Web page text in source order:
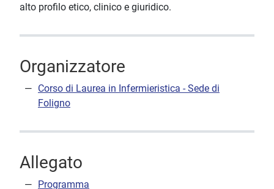
alto profilo etico, clinico e giuridico.
Organizzatore
Corso di Laurea in Infermieristica - Sede di
Foligno
Allegato
Programma